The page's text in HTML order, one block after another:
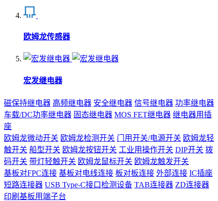
欧姆龙传感器
宏发继电器
磁保持继电器 高频继电器 安全继电器 信号继电器 功率继电器
车载/DC功率继电器 固态继电器 MOS FET继电器 继电器用插
座
欧姆龙微动开关 欧姆龙检测开关 门用开关/电源开关 欧姆龙轻
触开关 船型开关 欧姆龙按钮开关 工业用操作开关 DIP开关 拨
码开关 带灯轻触开关 欧姆龙鼠标开关 欧姆龙触发开关
基板对FPC连接 基板对电线连接 板对板连接 外部连接 IC插座
短路连接器 USB Type-C接口检测设备 TAB连接器 ZD连接器
印刷基板用端子台